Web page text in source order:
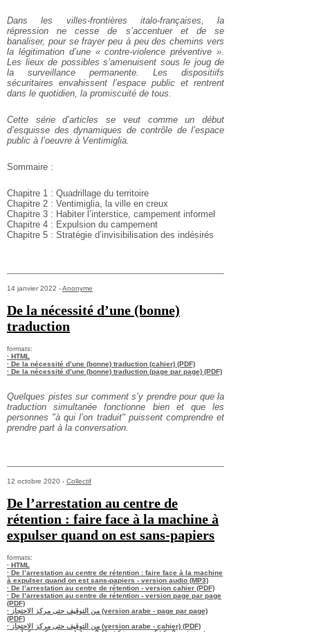
Dans les villes-frontières italo-françaises, la
répression ne cesse de s’accentuer et de se
banaliser, pour se frayer peu à peu des chemins vers
la légitimation d’une « contre-violence préventive ».
Les lieux de possibles s’amenuisent sous le joug de
la surveillance permanente. Les dispositiifs
sécuritaires envahissent l’espace public et rentrent
dans le quotidien, la promiscuité de tous.
Cette série d’articles se veut comme un début
d’esquisse des dynamiques de contrôle de l’espace
public à l’oeuvre à Ventimiglia.
Sommaire :
Chapitre 1 : Quadrillage du territoire
Chapitre 2 : Ventimiglia, la ville en creux
Chapitre 3 : Habiter l’interstice, campement informel
Chapitre 4 : Expulsion du campement
Chapitre 5 : Stratégie d’invisibilisation des indésirés
14 janvier 2022 -Anonyme
De la nécessité d’une (bonne)
traduction
formats:
· HTML
· De la nécessité d’une (bonne) traduction (cahier) (PDF)
· De la nécessité d’une (bonne) traduction (page par page) (PDF)
Quelques pistes sur comment s’y prendre pour que la
traduction simultanée fonctionne bien et que les
personnes "à qui l’on traduit" puissent comprendre et
prendre part à la conversation.
12 octobre 2020 - Collectif
De l’arrestation au centre de
rétention : faire face à la machine à
expulser quand on est sans-papiers
formats:
· HTML
· De l’arrestation au centre de rétention : faire face à la machine
à expulser quand on est sans-papiers - version audio (MP3)
· De l’arrestation au centre de rétention - version cahier (PDF)
· De l’arrestation au centre de rétention - version page par page
(PDF)
· من التوقيف حتى مركز الاحتجاز (version arabe - page par page)
(PDF)
· من التوقيف حتى مركز الاحتجاز (version arabe - cahier) (PDF)